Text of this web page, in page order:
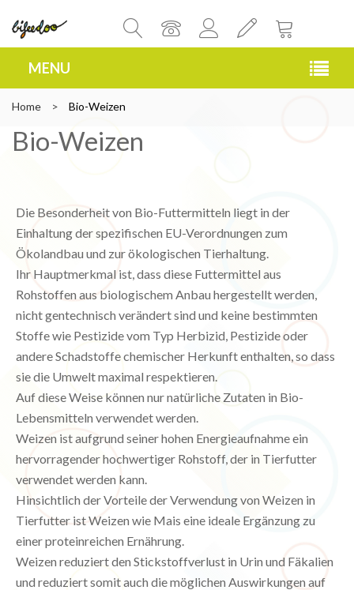
MENU
Home > Bio-Weizen
Bio-Weizen
Die Besonderheit von Bio-Futtermitteln liegt in der
Einhaltung der spezifischen EU-Verordnungen zum
Ökolandbau und zur ökologischen Tierhaltung.
Ihr Hauptmerkmal ist, dass diese Futtermittel aus
Rohstoffen aus biologischem Anbau hergestellt werden,
nicht gentechnisch verändert sind und keine bestimmten
Stoffe wie Pestizide vom Typ Herbizid, Pestizide oder
andere Schadstoffe chemischer Herkunft enthalten, so dass
sie die Umwelt maximal respektieren.
Auf diese Weise können nur natürliche Zutaten in Bio-
Lebensmitteln verwendet werden.
Weizen ist aufgrund seiner hohen Energieaufnahme ein
hervorragender hochwertiger Rohstoff, der in Tierfutter
verwendet werden kann.
Hinsichtlich der Vorteile der Verwendung von Weizen in
Tierfutter ist Weizen wie Mais eine ideale Ergänzung zu
einer proteinreichen Ernährung.
Weizen reduziert den Stickstoffverlust in Urin und Fäkalien
und reduziert somit auch die möglichen Auswirkungen auf